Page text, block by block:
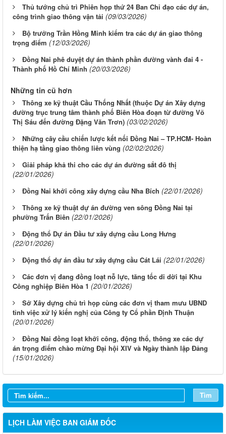
Thủ tướng chủ trì Phiên họp thứ 24 Ban Chỉ đạo các dự án,
công trình giao thông vận tải (09/03/2026)
Bộ trưởng Trần Hồng Minh kiểm tra các dự án giao thông
trọng điểm (12/03/2026)
Đồng Nai phê duyệt dự án thành phần đường vành đai 4 -
Thành phố Hồ Chí Minh (20/03/2026)
Những tin cũ hơn
Thông xe kỹ thuật Cầu Thống Nhất (thuộc Dự án Xây dựng
đường trục trung tâm thành phố Biên Hòa đoạn từ đường Võ
Thị Sáu đến đường Đặng Văn Trơn) (03/02/2026)
Những cây cầu chiến lược kết nối Đồng Nai – TP.HCM- Hoàn
thiện hạ tầng giao thông liên vùng (02/02/2026)
Giải pháp khả thi cho các dự án đường sắt đô thị
(22/01/2026)
Đồng Nai khởi công xây dựng cầu Nha Bích (22/01/2026)
Thông xe kỹ thuật dự án đường ven sông Đồng Nai tại
phường Trấn Biên (22/01/2026)
Động thổ Dự án Đầu tư xây dựng cầu Long Hưng
(22/01/2026)
Động thổ dự án đầu tư xây dựng cầu Cát Lái (22/01/2026)
Các đơn vị đang đồng loạt nỗ lực, tăng tốc di dời tại Khu
Công nghiệp Biên Hòa 1 (20/01/2026)
Sở Xây dựng chủ trì họp cùng các đơn vị tham mưu UBND
tỉnh việc xử lý kiến nghị của Công ty Cổ phần Định Thuận
(20/01/2026)
Đồng Nai đồng loạt khởi công, động thổ, thông xe các dự
án trọng điểm chào mừng Đại hội XIV và Ngày thành lập Đảng
(15/01/2026)
Tìm
LỊCH LÀM VIỆC BAN GIÁM ĐỐC
LỊCH CÔNG TÁC CỦA LÃNH ĐẠO SỞ XÂY DỰNG (Từ ngày
03/8 đến ngày 08/8/2026)
DỰNG (Từ ngày 27/7 đến ngày 31/7/2026)
THÔNG BÁO LỊCH CÔNG TÁC CỦA LÃNH ĐẠO SỞ XÂY
DỰNG (Từ ngày 20/7 đến ngày 25/7/2026)
THÔNG BÁO LỊCH CÔNG TÁC CỦA LÃNH ĐẠO SỞ XÂY